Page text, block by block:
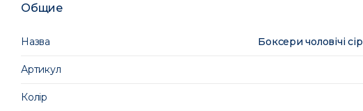
Общие
Назва Боксери чоловічі
Артикул
Колір